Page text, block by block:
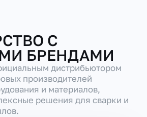
С
БРЕНДАМИ
дистрибьютором
производителей
и материалов,
решения для сварки и